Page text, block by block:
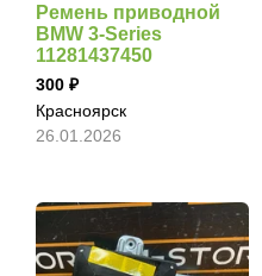
Ремень приводной
BMW 3-Series
11281437450
300
Красноярск
26.01.2026